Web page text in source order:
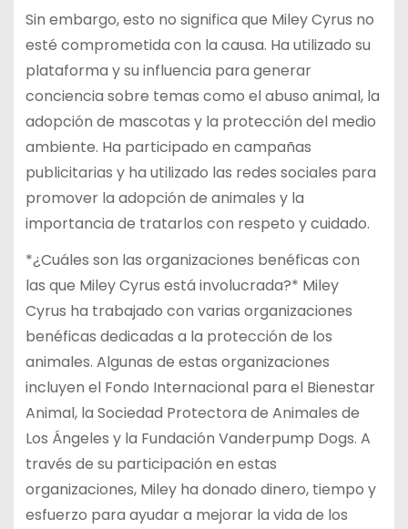
Sin embargo, esto no significa que Miley Cyrus no
esté comprometida con la causa. Ha utilizado su
plataforma y su influencia para generar
conciencia sobre temas como el abuso animal, la
adopción de mascotas y la protección del medio
ambiente. Ha participado en campañas
publicitarias y ha utilizado las redes sociales para
promover la adopción de animales y la
importancia de tratarlos con respeto y cuidado.
*¿Cuáles son las organizaciones benéficas con
las que Miley Cyrus está involucrada?* Miley
Cyrus ha trabajado con varias organizaciones
benéficas dedicadas a la protección de los
animales. Algunas de estas organizaciones
incluyen el Fondo Internacional para el Bienestar
Animal, la Sociedad Protectora de Animales de
Los Ángeles y la Fundación Vanderpump Dogs. A
través de su participación en estas
organizaciones, Miley ha donado dinero, tiempo y
esfuerzo para ayudar a mejorar la vida de los